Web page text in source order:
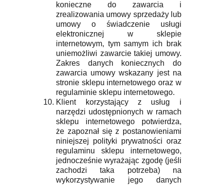
konieczne do zawarcia i
zrealizowania umowy sprzedaży lub
umowy o świadczenie usługi
elektronicznej w sklepie
internetowym, tym samym ich brak
uniemożliwi zawarcie takiej umowy.
Zakres danych koniecznych do
zawarcia umowy wskazany jest na
stronie sklepu internetowego oraz w
regulaminie sklepu internetowego.
Klient korzystający z usług i
narzędzi udostępnionych w ramach
sklepu internetowego potwierdza,
że zapoznał się z postanowieniami
niniejszej polityki prywatności oraz
regulaminu sklepu internetowego,
jednocześnie wyrażając zgodę (jeśli
zachodzi taka potrzeba) na
wykorzystywanie jego danych